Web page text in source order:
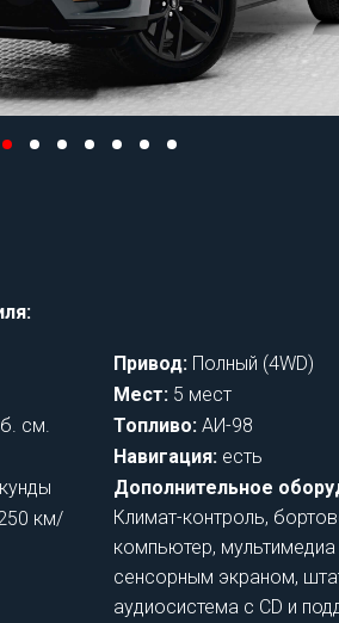
см.
км/
Привод: Полный (4WD)
Топливо: АИ-98
Дополнительное
Климат-контроль,
компьютер, мультимедиа
сенсорным экраном,
аудиосистема с CD и
Навигация: есть
Мест: 5 мест